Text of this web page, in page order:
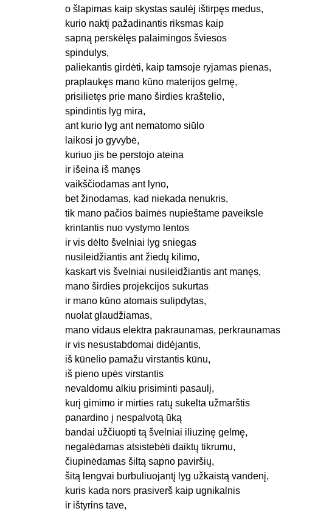
o šlapimas kaip skystas saulėj ištirpęs medus,
kurio naktį pažadinantis riksmas kaip
sapną perskėlęs palaimingos šviesos
spindulys,
paliekantis girdėti, kaip tamsoje ryjamas pienas,
praplaukęs mano kūno materijos gelmę,
prisilietęs prie mano širdies kraštelio,
spindintis lyg mira,
ant kurio lyg ant nematomo siūlo
laikosi jo gyvybė,
kuriuo jis be perstojo ateina
ir išeina iš manęs
vaikščiodamas ant lyno,
bet žinodamas, kad niekada nenukris,
tik mano pačios baimės nupieštame paveiksle
krintantis nuo vystymo lentos
ir vis dėlto švelniai lyg sniegas
nusileidžiantis ant žiedų kilimo,
kaskart vis švelniai nusileidžiantis ant manęs,
mano širdies projekcijos sukurtas
ir mano kūno atomais sulipdytas,
nuolat glaudžiamas,
mano vidaus elektra pakraunamas, perkraunamas
ir vis nesustabdomai didėjantis,
iš kūnelio pamažu virstantis kūnu,
iš pieno upės virstantis
nevaldomu alkiu prisiminti pasaulį,
kurį gimimo ir mirties ratų sukelta užmarštis
panardino į nespalvotą ūką
bandai užčiuopti tą švelniai iliuzinę gelmę,
negalėdamas atsistebėti daiktų tikrumu,
čiupinėdamas šiltą sapno paviršių,
šitą lengvai burbuliuojantį lyg užkaistą vandenį,
kuris kada nors prasiverš kaip ugnikalnis
ir ištyrins tave,